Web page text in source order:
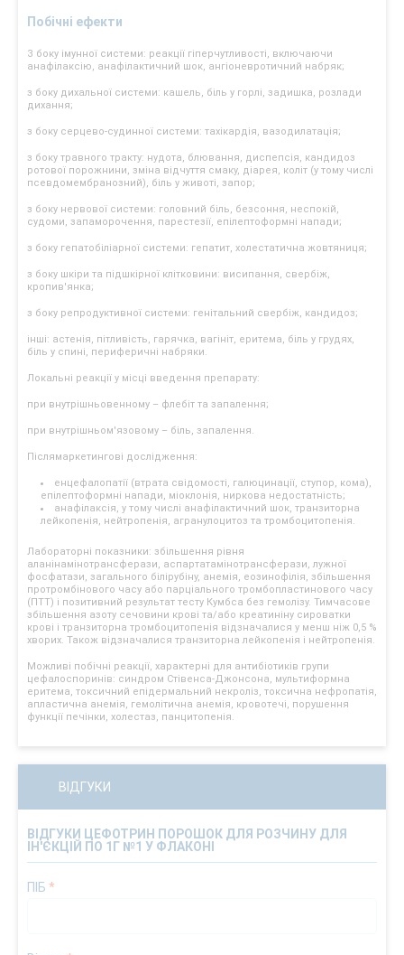
Побічні ефекти
З боку імунної системи: реакції гіперчутливості, включаючи
анафілаксію, анафілактичний шок, ангіоневротичний набряк;
з боку дихальної системи: кашель, біль у горлі, задишка, розлади
дихання;
з боку серцево-судинної системи: тахікардія, вазодилатація;
з боку травного тракту: нудота, блювання, диспепсія, кандидоз
ротової порожнини, зміна відчуття смаку, діарея, коліт (у тому числі
псевдомембранозний), біль у животі, запор;
з боку нервової системи: головний біль, безсоння, неспокій,
судоми, запаморочення, парестезії, епілептоформні напади;
з боку гепатобіліарної системи: гепатит, холестатична жовтяниця;
з боку шкіри та підшкірної клітковини: висипання, свербіж,
кропив'янка;
з боку репродуктивної системи: генітальний свербіж, кандидоз;
інші: астенія, пітливість, гарячка, вагініт, еритема, біль у грудях,
біль у спині, периферичні набряки.
Локальні реакції у місці введення препарату:
при внутрішньовенному – флебіт та запалення;
при внутрішньом'язовому – біль, запалення.
Післямаркетингові дослідження:
енцефалопатії (втрата свідомості, галюцинації, ступор, кома),
епілептоформні напади, міоклонія, ниркова недостатність;
анафілаксія, у тому числі анафілактичний шок, транзиторна
лейкопенія, нейтропенія, агранулоцитоз та тромбоцитопенія.
Лабораторні показники: збільшення рівня
аланінамінотрансферази, аспартатамінотрансферази, лужної
фосфатази, загального білірубіну, анемія, еозинофілія, збільшення
протромбінового часу або парціального тромбопластинового часу
(ПТТ) і позитивний результат тесту Кумбса без гемолізу. Тимчасове
збільшення азоту сечовини крові та/або креатиніну сироватки
крові і транзиторна тромбоцитопенія відзначалися у менш ніж 0,5 %
хворих. Також відзначалися транзиторна лейкопенія і нейтропенія.
Можливі побічні реакції, характерні для антибіотиків групи
цефалоспоринів: синдром Стівенса-Джонсона, мультиформна
еритема, токсичний епідермальний некроліз, токсична нефропатія,
апластична анемія, гемолітична анемія, кровотечі, порушення
функції печінки, холестаз, панцитопенія.
ВІДГУКИ
ВІДГУКИ ЦЕФОТРИН ПОРОШОК ДЛЯ РОЗЧИНУ ДЛЯ
ІН'ЄКЦІЙ ПО 1Г №1 У ФЛАКОНІ
ПІБ *